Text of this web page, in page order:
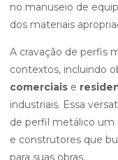
no manuseio de
dos materiais
A cravação de perfis
contextos, incluindo
comerciais e
industriais. Essa
de perfil metálico um
e construtores que
para suas obras.